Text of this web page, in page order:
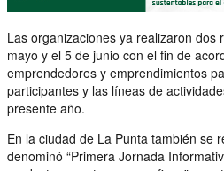
Las organizaciones ya realizaron dos
mayo y el 5 de junio con el fin de
emprendedores y emprendimientos
participantes y las líneas de
presente año.
En la ciudad de La Punta también se
denominó “Primera Jornada